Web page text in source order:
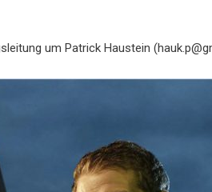
um Patrick Haustein